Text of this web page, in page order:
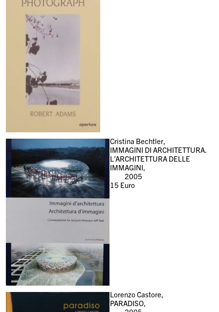
Cristina Bechtler,
IMMAGINI DI ARCHITETTURA.
L’ARCHITETTURA DELLE
IMMAGINI,
2005
15 Euro
Lorenzo Castore,
PARADISO,